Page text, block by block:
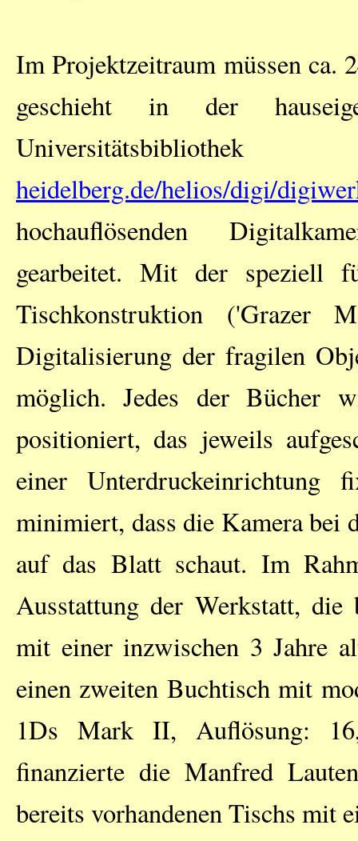
Im Projektzeitraum müssen ca.
geschieht in der
heidelberg.de/helios/digi/
hochauflösenden
gearbeitet. Mit der speziell
Tischkonstruktion ('Grazer
Digitalisierung der fragilen
möglich. Jedes der Bücher
positioniert, das jeweils
einer Unterdruckeinrichtung
minimiert, dass die Kamera bei
auf das Blatt schaut. Im
Ausstattung der Werkstatt,
mit einer inzwischen 3 Jahre
einen zweiten Buchtisch mit
1Ds Mark II, Auflösung:
finanzierte die Manfred
bereits vorhandenen Tischs mit